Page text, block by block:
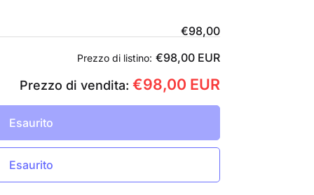
€98,00
Prezzo di listino: €98,00 EUR
Prezzo di vendita: €98,00 EUR
Esaurito
Esaurito